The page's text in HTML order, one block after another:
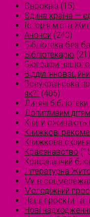
Євроквіз (15)
Єдина країна —
Історія міста
Анонси (240)
Бібліотека без
Бібліотекарю (21)
Біографи
Відділ
Всеукраїнська
як?" (405)
Дитячі
Допитливим дітям
Книги оживають
Книжкові
Книжкова скриня
Краєзнавство
Краєзнавчий
Літературна
Ми в
Молодіжний
Наші проєкти та
Нові